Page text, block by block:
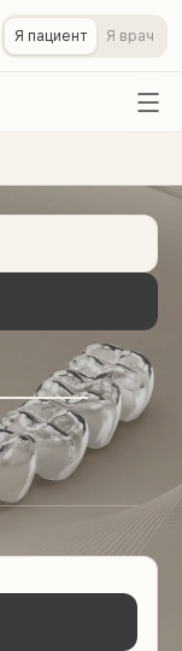
Я пациент Я врач